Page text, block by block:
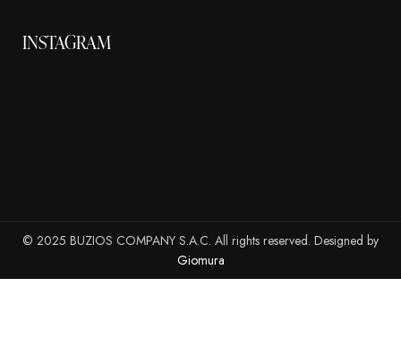
INSTAGRAM
© 2025 BUZIOS COMPANY S.A.C. All rights reserved. Designed by
Giomura